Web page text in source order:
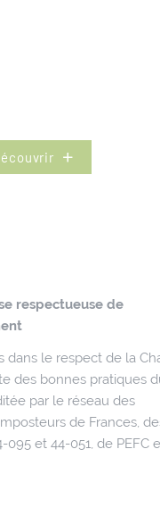
respectueuse de
dans le respect de la
des bonnes pratiques
par le réseau des
de Frances,
et 44-051, de PEFC